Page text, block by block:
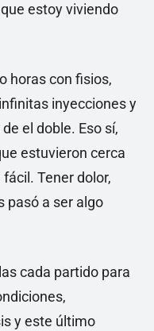
estoy viviendo
horas con fisios,
inyecciones y
el doble. Eso sí,
estuvieron cerca
Tener dolor,
pasó a ser algo
cada partido para
y este último